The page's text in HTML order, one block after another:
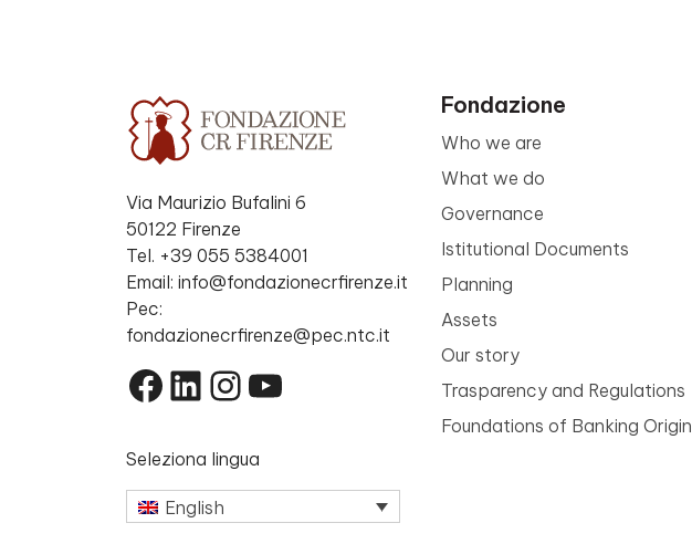
Via Maurizio Bufalini 6
50122 Firenze
Tel. +39 055 5384001
Email: info@fondazionecrfirenze.it
Pec:
fondazionecrfirenze@pec.ntc.it
Facebook
LinkedIn
Instagram
YouTube
Seleziona lingua
English
Fondazione
Who we are
What we do
Governance
Istitutional Documents
Planning
Assets
Our story
Trasparency and Regulations
Foundations of Banking Origin